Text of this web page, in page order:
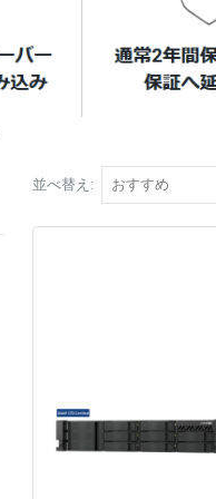
並べ替え